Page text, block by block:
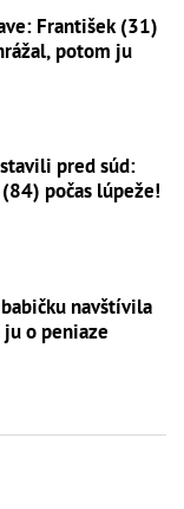
František (31)
potom ju
pred súd:
počas lúpeže!
navštívila
o peniaze